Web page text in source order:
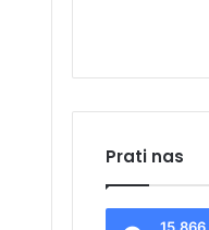
Prati nas